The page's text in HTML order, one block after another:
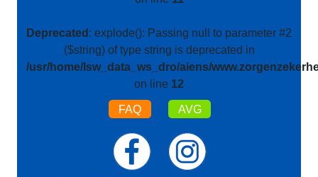
Deprecated : explode(): Passing null to parameter #2
($string) of type string is deprecated in
/usr/home/lsw_data_ws_dro/aiens/
on line 12
FAQ AVG